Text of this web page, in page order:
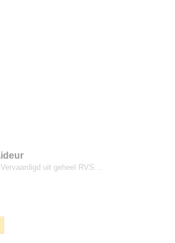
uit geheel RVS…